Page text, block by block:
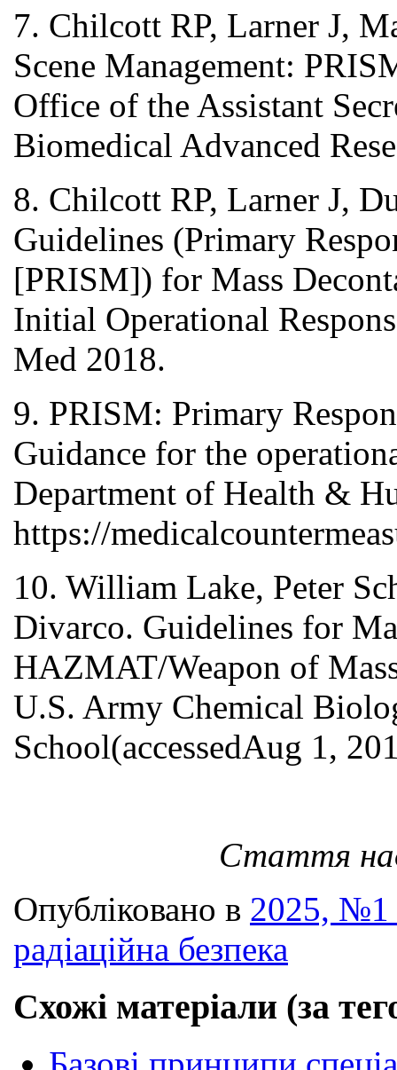
7. Chilcott RP, Larner J,
Scene Management:
Office of the Assistant
Biomedical Advanced
8. Chilcott RP, Larner J,
Guidelines (Primary
[PRISM]) for Mass
Initial Operational
Med 2018.
9. PRISM: Primary
Guidance for the
Department of Health &
https://
10. William Lake, Peter
Divarco. Guidelines for
HAZMAT/Weapon of
U.S. Army Chemical
School(accessedAug 1,
Стаття
Опубліковано в 2025, №1
радіаційна безпека
Схожі матеріали (за